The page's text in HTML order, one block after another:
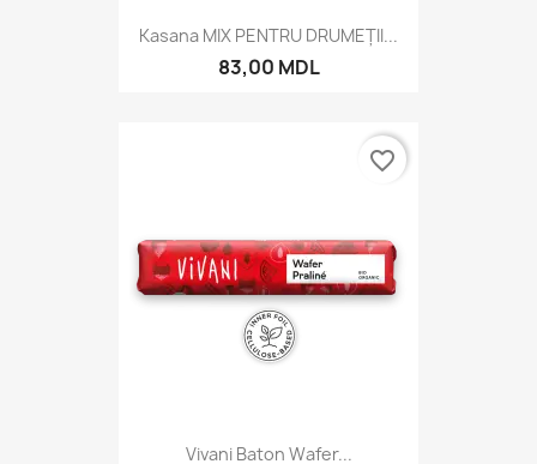
Kasana MIX PENTRU DRUMEȚII...
83,00 MDL
Vivani Baton Wafer...
favorite_border